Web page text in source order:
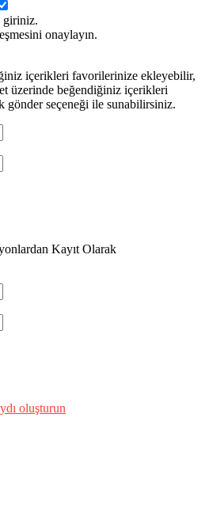
giriniz.
onaylayın.
içerikleri favorilerinize ekleyebilir,
üzerinde beğendiğiniz içerikleri
gönder seçeneği ile sunabilirsiniz.
Kayıt Olarak
oluşturun